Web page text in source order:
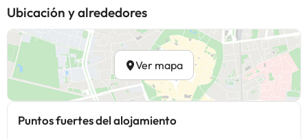
Ubicación y alrededores
Ver mapa
Puntos fuertes del alojamiento